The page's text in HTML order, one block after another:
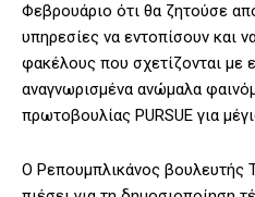
Φεβρουάριο ότι θα ζητούσε
υπηρεσίες να εντοπίσουν και
φακέλους που σχετίζονται με
αναγνωρισμένα ανώμαλα
πρωτοβουλίας PURSUE για
Ο Ρεπουμπλικάνος βουλευτής